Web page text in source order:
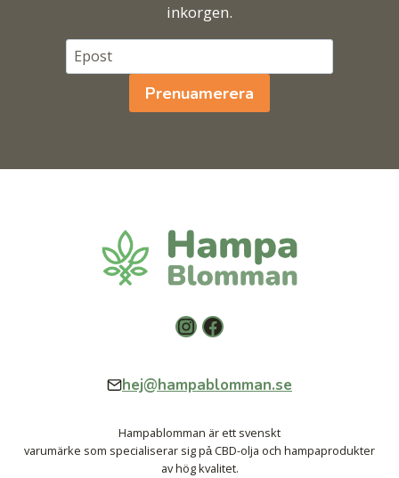
inkorgen.
Prenuamerera
Instagram
Facebook
hej@hampablomman.se
Hampablomman är ett svenskt
varumärke som specialiserar sig pả CBD-olja och hampaprodukter
av hög kvalitet.